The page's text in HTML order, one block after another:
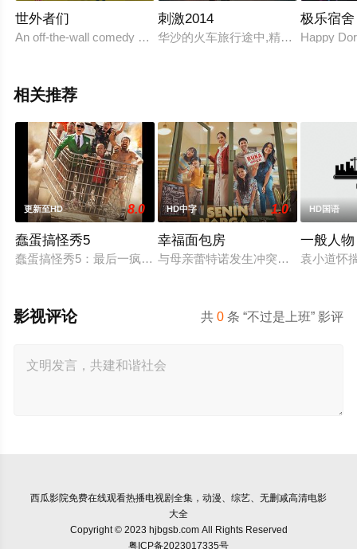
世外者们
An off-the-wall comedy set in the world of the Bystanders -
刺激2014
华沙的火车旅行途中,精神病学家夏
极乐宿舍
Happy
相关推荐
更新至HD 8.0
蠢蛋搞怪秀5
蠢蛋搞怪秀5：最后一疯 / Jackass 5 / 蠢蛋搞怪秀最终章
HD中字 1.0
幸福面包房
与母亲蕾特诺发生冲突后，穆蒂亚离
HD国语
一般人物
袁小道怀
共0 条 “不过是上班” 影评
影视评论
西瓜影院免费在线观看热播电视剧全集，动漫、综艺、无删减高清电影
大全
Copyright © 2023 hjbgsb.com All Rights Reserved
粤ICP备2023017335号